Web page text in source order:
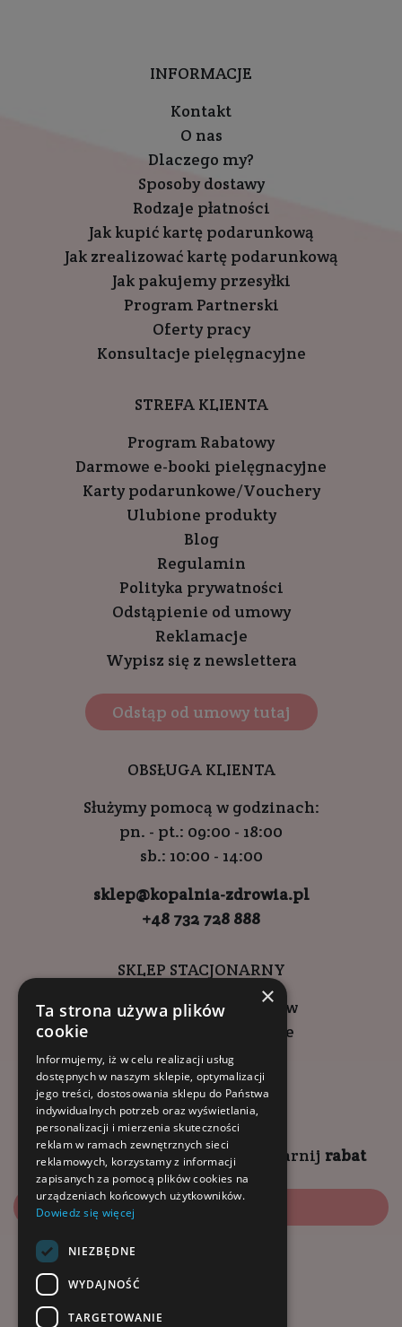
INFORMACJE
Kontakt
O nas
Dlaczego my?
Sposoby dostawy
Rodzaje płatności
Jak kupić kartę podarunkową
Jak zrealizować kartę podarunkową
Jak pakujemy przesyłki
Program Partnerski
Oferty pracy
Konsultacje pielęgnacyjne
STREFA KLIENTA
Program Rabatowy
Darmowe e-booki pielęgnacyjne
Karty podarunkowe/Vouchery
Ulubione produkty
Blog
Regulamin
Polityka prywatności
Odstąpienie od umowy
Reklamacje
Wypisz się z newslettera
Odstąp od umowy tutaj
OBSŁUGA KLIENTA
Służymy pomocą w godzinach:
pn. - pt.: 09:00 - 18:00
sb.: 10:00 - 14:00
sklep@kopalnia-zdrowia.pl
+48 732 728 888
SKLEP STACJONARNY
ul. Wadowicka 6, Kraków
Kompleks Buma Square
godziny otwarcia:
9:00 - 18:00 (pon-pt)
10:00 - 14:00 (sob)
Zapisz się naNEWSLETTER zgarnij rabat
Zapisz się
×
Ta strona używa plików
cookie
Informujemy, iż w celu realizacji usług
dostępnych w naszym sklepie, optymalizacji
jego treści, dostosowania sklepu do Państwa
indywidualnych potrzeb oraz wyświetlania,
personalizacji i mierzenia skuteczności
reklam w ramach zewnętrznych sieci
reklamowych, korzystamy z informacji
zapisanych za pomocą plików cookies na
urządzeniach końcowych użytkowników.
Dowiedz się więcej
NIEZBĘDNE
WYDAJNOŚĆ
TARGETOWANIE